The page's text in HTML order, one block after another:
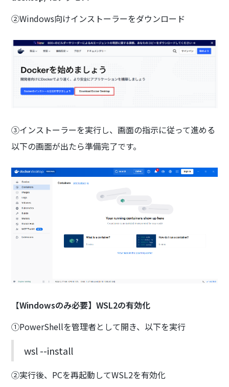
②Windows向けインストーラーをダウンロード
③インストーラーを実行し、画面の指示に従って進める
以下の画面が出たら準備完了です。
【Windowsのみ必要】WSL2の有効化
①PowerShellを管理者として開き、以下を実行
wsl --install
②実行後、PCを再起動してWSL2を有効化